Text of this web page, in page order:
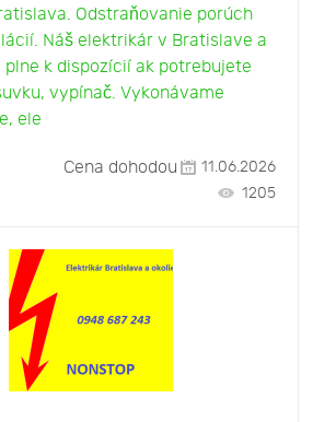
Odstraňovanie porúch
Náš elektrikár v Bratislave a
plne k dispozícií ak potrebujete
vypínač. Vykonávame
ele
Cena dohodou
11.06.2026
1205